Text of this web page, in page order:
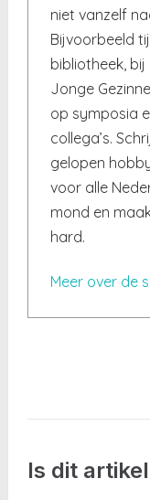
niet vanzelf
Bijvoorbeeld
bibliotheek,
Jonge
op symposia
collega’s.
gelopen
voor alle
mond en
hard.
Meer over de
Is dit artikel